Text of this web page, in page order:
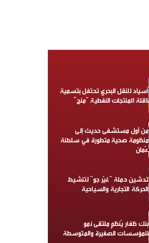
أسياد للنقل البحري تحتفل بتسمية
ناقلة المنتجات النفطية “منح”
من أول مستشفى حديث إلى
منظومة صحية متطورة في سلطنة
عُمان
تدشين حملة “غيّر جو” لتنشيط
الحركة التجارية والسياحية
بنك ظفار يُنظم ملتقى نمو
للمؤسسات الصغيرة والمتوسطة